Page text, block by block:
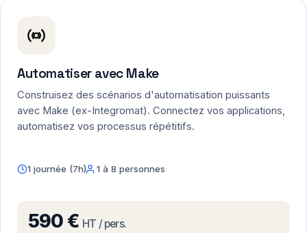
Automatiser avec Make
Construisez des scénarios d'automatisation puissants
avec Make (ex-Integromat). Connectez vos applications,
automatisez vos processus répétitifs.
1 journée (7h) 1 à 8 personnes
590 € HT / pers.